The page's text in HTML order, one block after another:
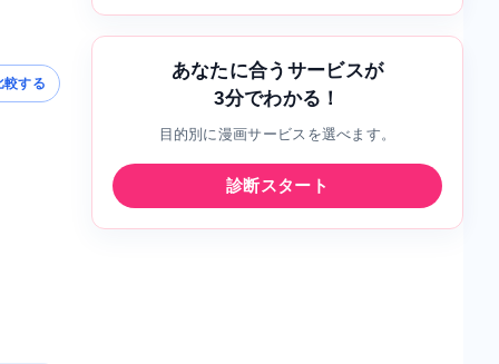
較する
あなたに合うサービスが
3分でわかる！
目的別に漫画サービスを選べます。
診断スタート